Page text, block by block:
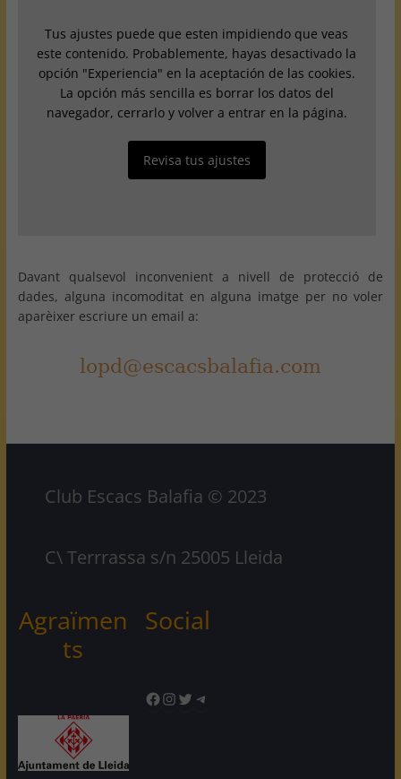
Tus ajustes puede que esten impidiendo que veas
este contenido. Probablemente, hayas desactivado la
opción "Experiencia" en la aceptación de las cookies.
La opción más sencilla es borrar los datos del
navegador, cerrarlo y volver a entrar en la página.
Revisa tus ajustes
Davant qualsevol inconvenient a nivell de protecció de
dades, alguna incomoditat en alguna imatge per no voler
aparèixer escriure un email a:
Club Escacs Balafia © 2023
C\ Terrrassa s/n 25005 Lleida
Agraïmen
ts
Social
Facebook
Instagram
TwitterTelegram